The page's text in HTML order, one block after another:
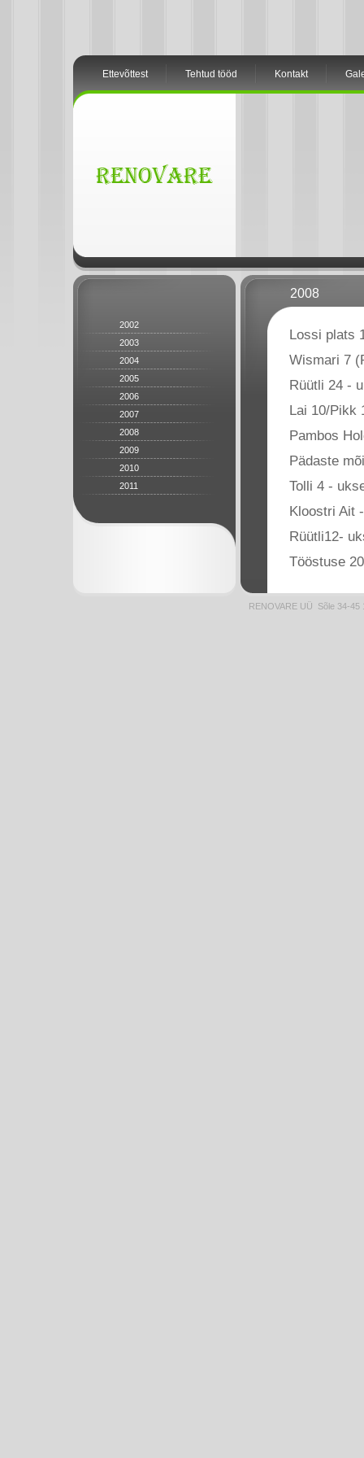
Ettevõttest Tehtud tööd Kontakt
2008
2002
2003
2004
2005
2006
2007
2008
2009
2010
2011
Lossi plats
Wismari 7
Rüütli 24 -
Lai 10/Pikk
Pambos
Pädaste
Tolli 4 -
Kloostri Ait
Rüütli12-
Tööstuse
RENOVARE UÜ Sõle 34-45